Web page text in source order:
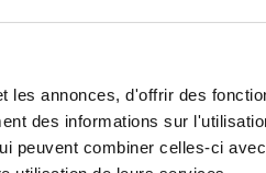
les annonces, d'offrir des
des informations sur
peuvent combiner celles-ci